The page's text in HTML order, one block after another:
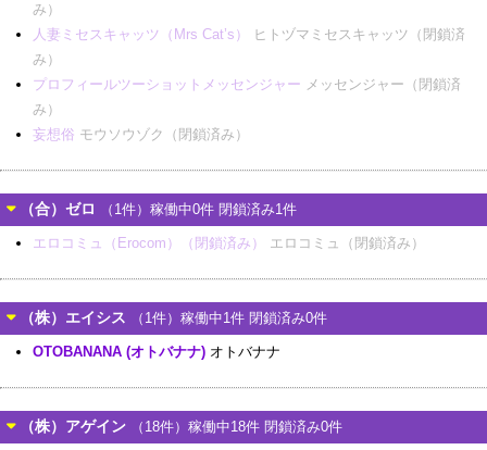
み）
人妻ミセスキャッツ（Mrs Cat’s）
ヒトヅマミセスキャッツ（閉鎖済
み）
プロフィールツーショットメッセンジャー メッセンジャー（閉鎖済
み）
妄想俗 モウソウゾク（閉鎖済み）
（合）ゼロ （1件）稼働中0件 閉鎖済み1件
エロコミュ（Erocom）（閉鎖済み） エロコミュ（閉鎖済み）
（株）エイシス （1件）稼働中1件 閉鎖済み0件
OTOBANANA (オトバナナ) オトバナナ
（株）アゲイン （18件）稼働中18件 閉鎖済み0件